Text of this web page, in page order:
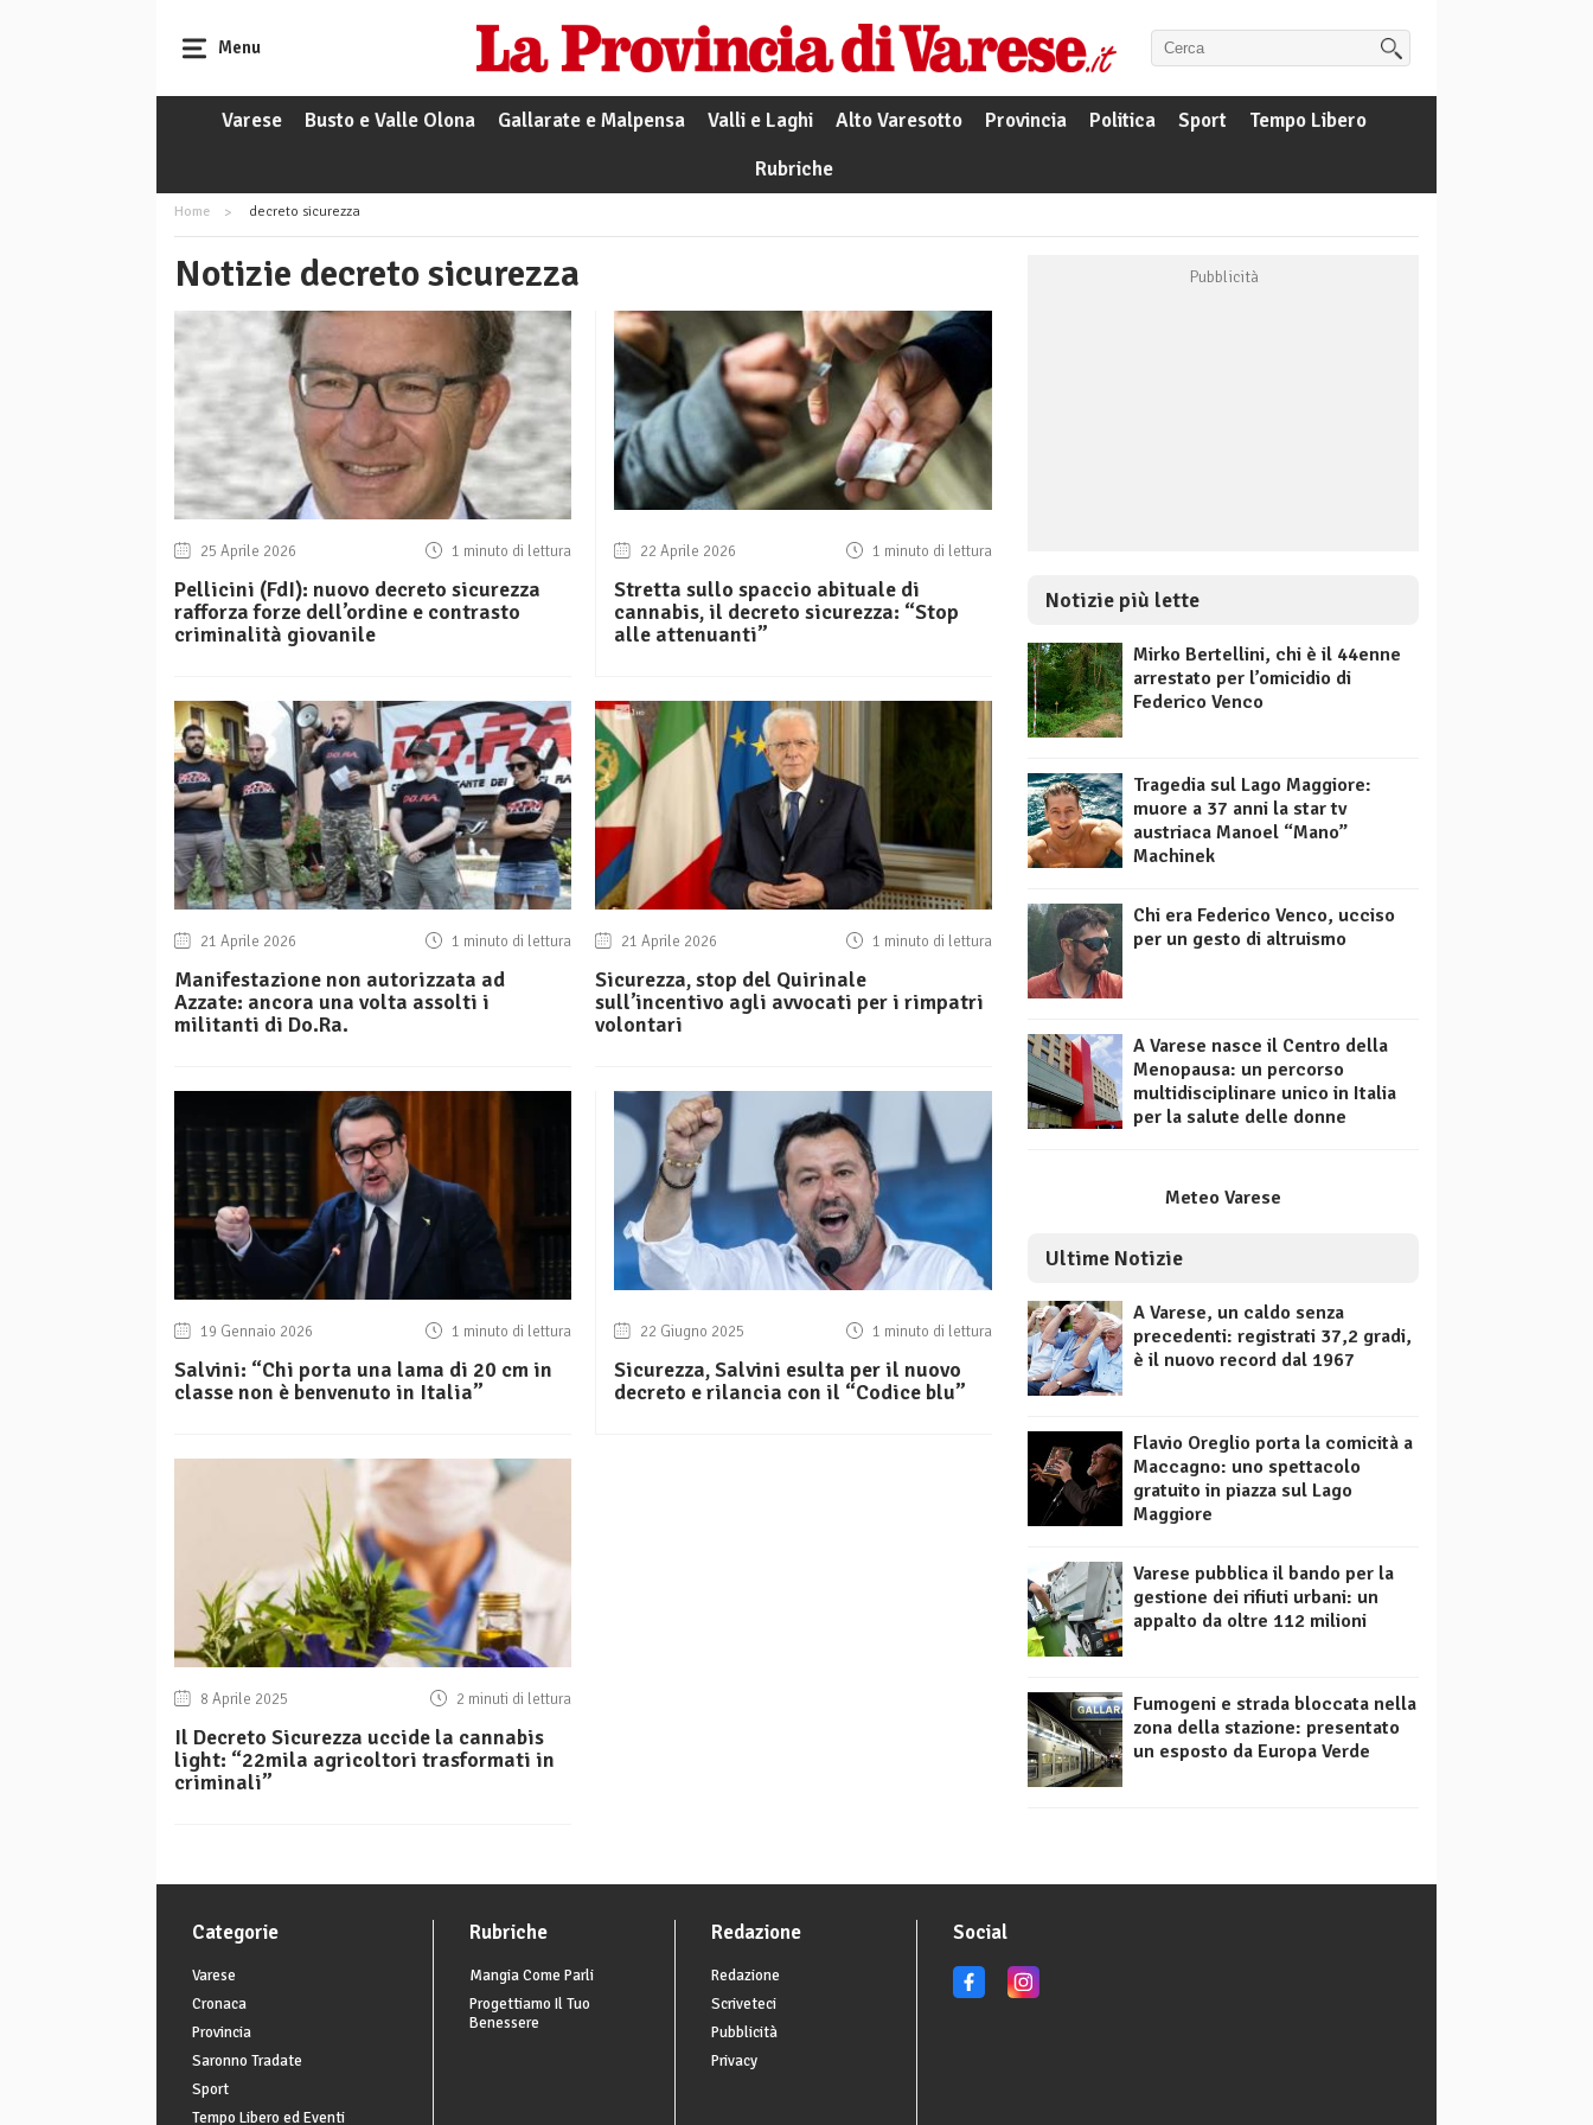
Menu
Varese Busto e Valle Olona Gallarate e Malpensa Valli e Laghi Alto Varesotto Provincia Politica Sport
Tempo Libero
Rubriche
Home decreto sicurezza
Notizie decreto sicurezza
25 Aprile 2026 1 minuto di lettura
Pellicini (FdI): nuovo decreto sicurezza
rafforza forze dell’ordine e contrasto
criminalità giovanile
22 Aprile 2026 1 minuto di lettura
Stretta sullo spaccio abituale di
cannabis, il decreto sicurezza: “Stop
alle attenuanti”
21 Aprile 2026 1 minuto di lettura
Manifestazione non autorizzata ad
Azzate: ancora una volta assolti i
militanti di Do.Ra.
21 Aprile 2026 1 minuto di lettura
Sicurezza, stop del Quirinale
sull’incentivo agli avvocati per i rimpatri
volontari
19 Gennaio 2026 1 minuto di lettura
Salvini: “Chi porta una lama di 20 cm in
classe non è benvenuto in Italia”
22 Giugno 2025 1 minuto di lettura
Sicurezza, Salvini esulta per il nuovo
decreto e rilancia con il “Codice blu”
8 Aprile 2025 2 minuti di lettura
Il Decreto Sicurezza uccide la cannabis
light: “22mila agricoltori trasformati in
criminali”
Notizie più lette
Mirko Bertellini, chi è il 44enne
arrestato per l’omicidio di
Federico Venco
Tragedia sul Lago Maggiore:
muore a 37 anni la star tv
austriaca Manoel “Mano”
Machinek
Chi era Federico Venco, ucciso
per un gesto di altruismo
A Varese nasce il Centro della
Menopausa: un percorso
multidisciplinare unico in Italia
per la salute delle donne
Meteo Varese
Ultime Notizie
A Varese, un caldo senza
precedenti: registrati 37,2 gradi,
è il nuovo record dal 1967
Flavio Oreglio porta la comicità a
Maccagno: uno spettacolo
gratuito in piazza sul Lago
Maggiore
Varese pubblica il bando per la
gestione dei rifiuti urbani: un
appalto da oltre 112 milioni
Fumogeni e strada bloccata nella
zona della stazione: presentato
un esposto da Europa Verde
Categorie
Varese
Cronaca
Provincia
Saronno Tradate
Sport
Tempo Libero ed Eventi
Rubriche
Mangia Come Parli
Progettiamo Il Tuo
Benessere
Redazione
Redazione
Scriveteci
Pubblicità
Privacy
Social